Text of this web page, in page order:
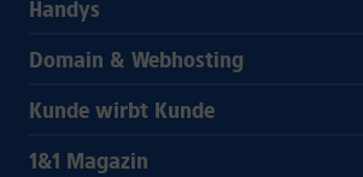
Handys
Domain & Webhosting
Kunde wirbt Kunde
1&1 Magazin